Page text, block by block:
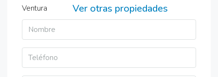
Ver otras propiedades